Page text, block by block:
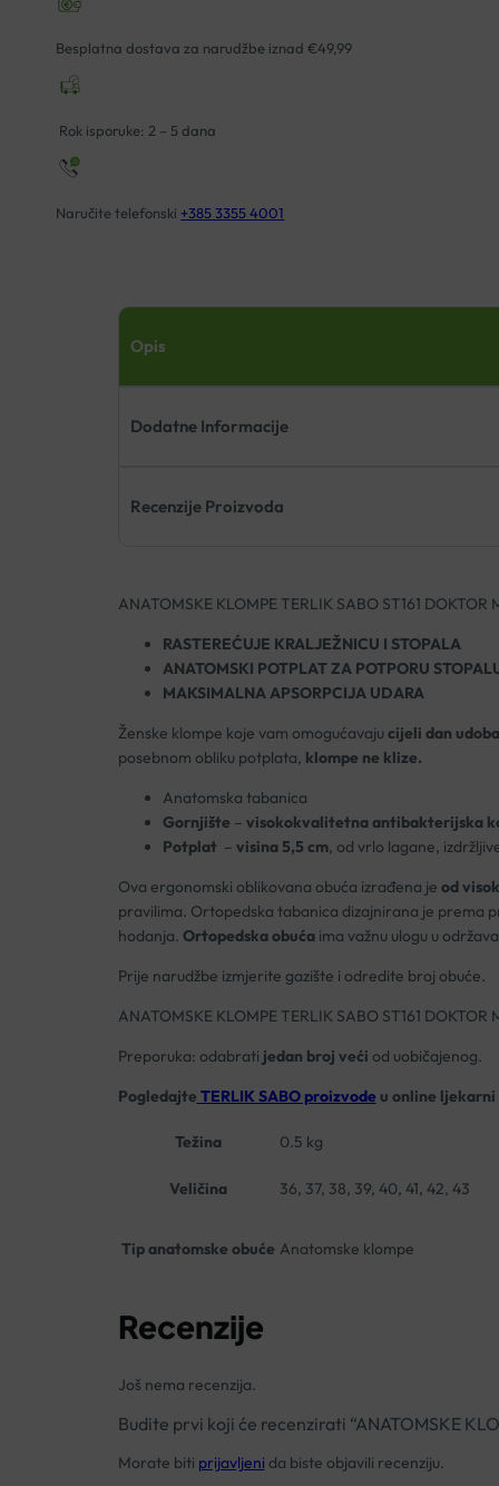
ST161
DOKTOR
količina
Besplatna dostava za narudžbe iznad €49,99
Rok isporuke: 2 – 5 dana
Naručite telefonski +385 3355 4001
Opis
Dodatne Informacije
Recenzije Proizvoda
ANATOMSKE KLOMPE TERLIK SABO ST161 DOKTOR
RASTEREĆUJE KRALJEŽNICU I STOPALA
ANATOMSKI POTPLAT ZA POTPORU
MAKSIMALNA APSORPCIJA UDARA
Ženske klompe koje vam omogućavaju cijeli dan
posebnom obliku potplata, klompe ne klize.
Anatomska tabanica
Gornjište – visokokvalitetna antibakterijska
Potplat – visina 5,5 cm, od vrlo lagane,
Ova ergonomski oblikovana obuća izrađena je od
pravilima. Ortopedska tabanica dizajnirana je prema
hodanja. Ortopedska obućaima važnu ulogu u
Prije narudžbe izmjerite gazište i odredite broj obuće.
ANATOMSKE KLOMPE TERLIK SABO ST161 DOKTOR
Preporuka: odabrati jedan broj veći od uobičajenog.
Pogledajte TERLIK SABO proizvodeu online ljekarni
Težina 0.5 kg
Veličina 36, 37, 38, 39, 40, 41, 42, 43
Tip anatomske obuće Anatomske klompe
Recenzije
Još nema recenzija.
Budite prvi koji će recenzirati “ANATOMSKE
Morate biti prijavljeni da biste objavili recenziju.